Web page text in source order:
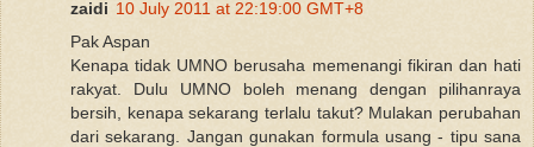
zaidi 10 July 2011 at 22:19:00 GMT+8
Pak Aspan
Kenapa tidak UMNO berusaha memenangi fikiran dan hati
rakyat. Dulu UMNO boleh menang dengan pilihanraya
bersih, kenapa sekarang terlalu takut? Mulakan perubahan
dari sekarang. Jangan gunakan formula usang - tipu sana